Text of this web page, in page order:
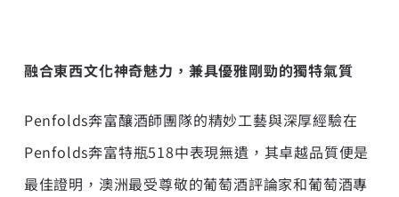
融合東西文化神奇魅力， 兼具優雅剛勁的獨特氣質
Penfolds奔富釀酒師團隊的精妙工藝與深厚經驗在
Penfolds奔富特瓶518中表現無遺，其卓越品質便是
最佳證明，澳洲最受尊敬的葡萄酒評論家和葡萄酒專